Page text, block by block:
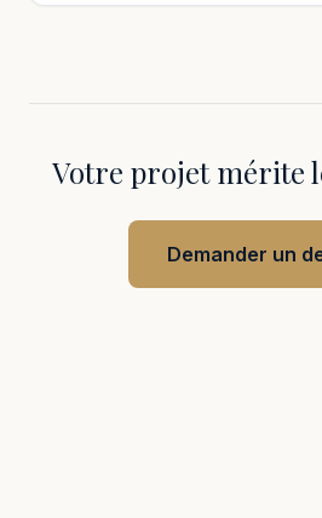
Votre projet mérite
Demander un